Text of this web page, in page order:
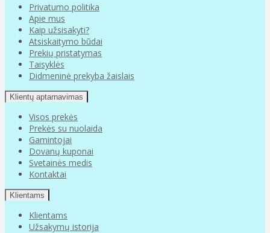
Privatumo politika
Apie mus
Kaip užsisakyti?
Atsiskaitymo būdai
Prekių pristatymas
Taisyklės
Didmeninė prekyba žaislais
Klientų aptarnavimas
Visos prekės
Prekės su nuolaida
Gamintojai
Dovanų kuponai
Svetainės medis
Kontaktai
Klientams
Klientams
Užsakymų istorija